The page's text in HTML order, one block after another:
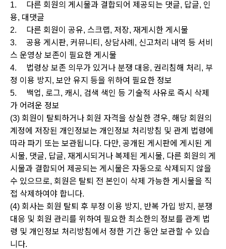
1.
다른 회원의 게시물과 결합되어 제공되는 댓글, 답글, 인
용, 대댓글
2.
다른 회원이 공유, 스크랩, 저장, 재게시한 게시물
3.
공용 게시판, 커뮤니티, 상담사례, 신고처리 내역 등 서비
스 운영상 보존이 필요한 게시물
4.
법령상 보존 의무가 있거나 분쟁 대응, 권리침해 처리, 부
정 이용 방지, 보안 유지 등을 위하여 필요한 정보
5.
백업, 로그, 캐시, 검색 색인 등 기술적 사유로 즉시 삭제
가 어려운 정보
(3) 회원이 탈퇴하거나 회원 자격을 상실한 경우, 해당 회원의
계정에 저장된 개인정보는 개인정보 처리방침 및 관계 법령에
따라 파기 또는 보관됩니다. 다만, 공개된 게시판에 게시된 게
시물, 댓글, 답글, 재게시되거나 복제된 게시물, 다른 회원의 게
시물과 결합되어 제공되는 게시물은 자동으로 삭제되지 않을
수 있으므로, 회원은 탈퇴 전 본인이 삭제 가능한 게시물을 직
접 삭제하여야 합니다.
(4) 회사는 회원 탈퇴 후 부정 이용 방지, 반복 가입 방지, 분쟁
대응 및 회원 관리를 위하여 필요한 최소한의 정보를 관계 법
령 및 개인정보 처리방침에서 정한 기간 동안 보관할 수 있습
니다.